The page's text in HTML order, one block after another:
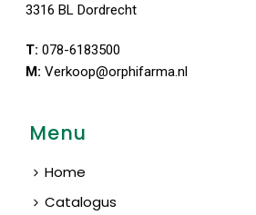
3316 BL Dordrecht
T: 078-6183500
M: Verkoop@orphifarma.nl
Menu
Home
Catalogus